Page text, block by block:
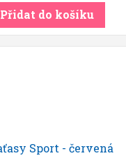
Přidat do košíku